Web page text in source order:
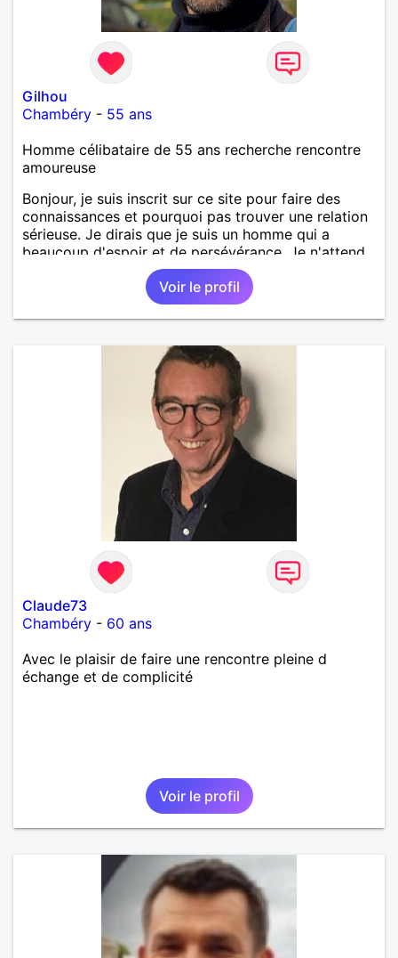
Gilhou
Chambéry - 55 ans
Homme célibataire de 55 ans recherche rencontre
amoureuse
Bonjour, je suis inscrit sur ce site pour faire des
connaissances et pourquoi pas trouver une relation
sérieuse. Je dirais que je suis un homme qui a
beaucoup d'espoir et de persévérance. Je n'attend
rien d'autres d'une femme si ce n est pas une
relation sérieuse sur Chambéry.
Voir le profil
Claude73
Chambéry - 60 ans
Avec le plaisir de faire une rencontre pleine d
échange et de complicité
Voir le profil